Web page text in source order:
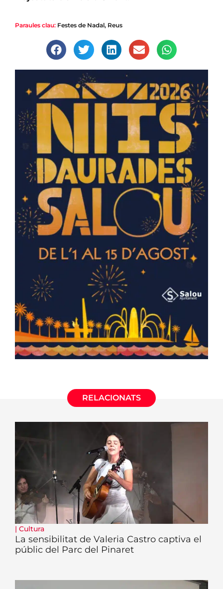
Paraules clau: Festes de Nadal, Reus
RELACIONATS
| Cultura
La sensibilitat de Valeria Castro captiva el
públic del Parc del Pinaret